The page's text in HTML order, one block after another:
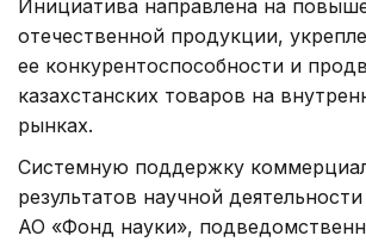
Инициатива направлена на
отечественной продукции,
ее конкурентоспособности и
казахстанских товаров на
рынках.
Системную поддержку
результатов научной
АО «Фонд науки»,